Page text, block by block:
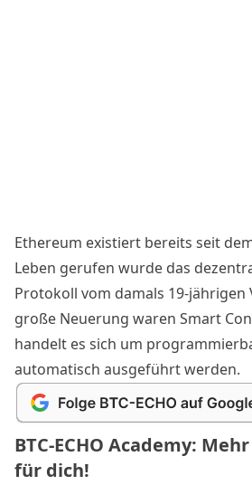
Ethereum existiert bereits seit
Leben gerufen wurde das
Protokoll vom damals 19-jährigen
große Neuerung waren Smart
handelt es sich um
automatisch ausgeführt werden.
BTC-ECHO Academy:
für dich!